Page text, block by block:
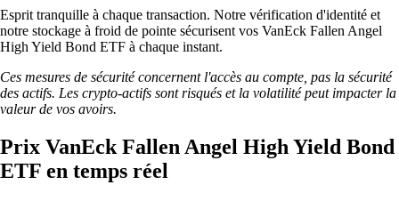
Esprit tranquille à chaque transaction. Notre vérification d'identité et
notre stockage à froid de pointe sécurisent vos VanEck Fallen Angel
High Yield Bond ETF à chaque instant.
Ces mesures de sécurité concernent l'accès au compte, pas la sécurité
des actifs. Les crypto-actifs sont risqués et la volatilité peut impacter la
valeur de vos avoirs.
Prix VanEck Fallen Angel High Yield Bond
ETF en temps réel